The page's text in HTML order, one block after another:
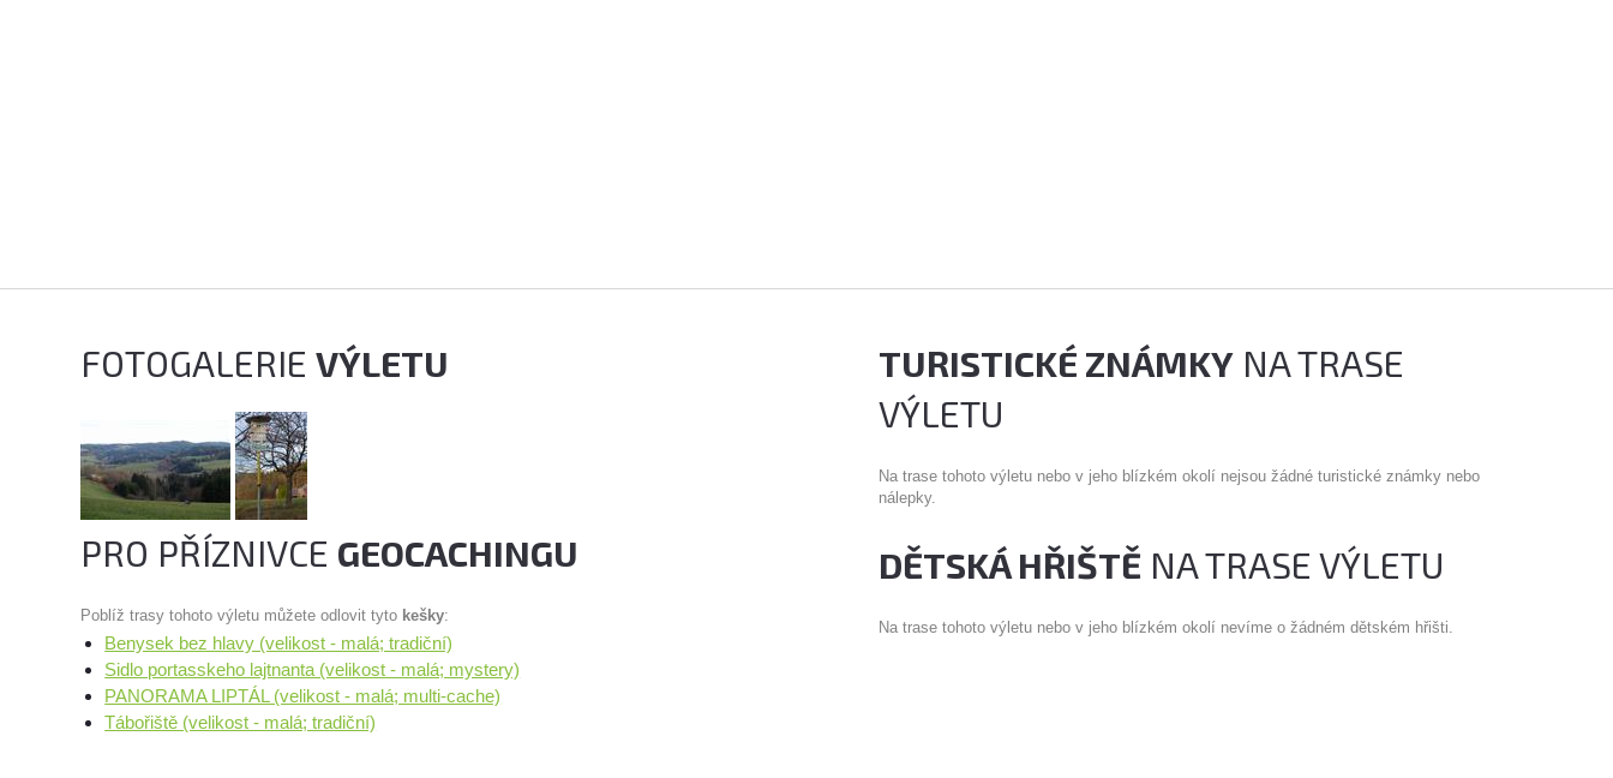
FOTOGALERIEVÝLETU
PRO PŘÍZNIVCE GEOCACHINGU
Poblíž trasy tohoto výletu můžete odlovit tyto kešky:
Benysek bez hlavy (velikost - malá; tradiční)
Sidlo portasskeho lajtnanta (velikost - malá; mystery)
PANORAMA LIPTÁL (velikost - malá; multi-cache)
Tábořiště (velikost - malá; tradiční)
TURISTICKÉ ZNÁMKY NA TRASE
VÝLETU
Na trase tohoto výletu nebo v jeho blízkém okolí nejsou žádné turistické známky nebo
nálepky.
DĚTSKÁ HŘIŠTĚ NA TRASE VÝLETU
Na trase tohoto výletu nebo v jeho blízkém okolí nevíme o žádném dětském hřišti.